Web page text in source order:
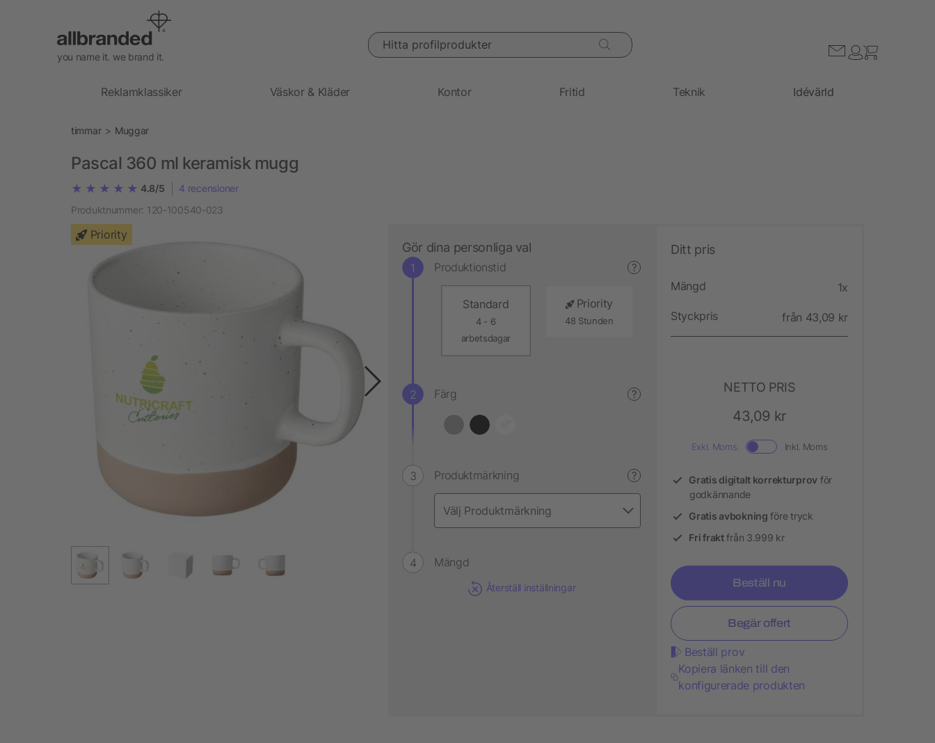
you name it. we brand it.
Hitta profilprodukter
Reklamklassiker Väskor & Kläder Kontor Fritid Teknik Idévärld
timmar Muggar
Pascal 360 ml keramisk mugg
4.8/5 4 recensioner
Produktnummer: 120-100540-023
Priority
Gör dina personliga val
Produktionstid ?
Standard
4 - 6
arbetsdagar
Priority
48 Stunden
Färg ?
Produktmärkning ?
Mängd
Återställ inställningar
Ditt pris
Mängd 1x
Styckpris från 43,09 kr
NETTO PRIS
43,09 kr
Exkl. Moms. Inkl. Moms
Gratis digitalt korrekturprov för
godkännande
Gratis avbokning före tryck
Fri fraktfrån 3.999 kr
Beställ nu
Begär offert
Beställ prov
Kopiera länken till den
konfigurerade produkten